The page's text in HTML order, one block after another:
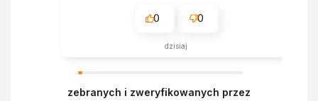
0 0
dzisiaj
zebranych i zweryfikowanych przez